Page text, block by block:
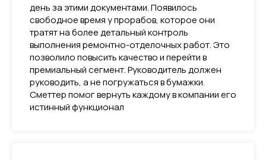
день за этими документами. Появилось
свободное время у прорабов, которое они
тратят на более детальный контроль
выполнения ремонтно-отделочных работ. Это
позволило повысить качество и перейти в
премиальный сегмент. Руководитель должен
руководить, а не погружаться в бумажки.
Сметтер помог вернуть каждому в компании его
истинный функционал